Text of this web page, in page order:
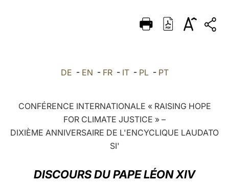
ITALIANO
POLSKI
العربيّة
DE - EN - FR- IT- PL- PT
CONFÉRENCE INTERNATIONALE « RAISING HOPE
FOR CLIMATE JUSTICE » –
DIXIÈME ANNIVERSAIRE DE L'ENCYCLIQUE LAUDATO
SI'
DISCOURS DU PAPE LÉON XIV